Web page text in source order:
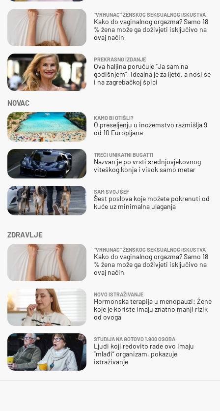
ZDRAVLJE
"VRHUNAC" ŽENSKOG SEKSUALNOG ISKUSTVA
Kako do vaginalnog orgazma? Samo 18
% žena može ga doživjeti isključivo na
ovaj način
NOVO ISTRAŽIVANJE
Hormonska terapija u menopauzi: Žene
koje je koriste imaju znatno manji rizik
od ovoga
STUDIJA NA GOTOVO 1.900 OSOBA
Ljudi koji redovito rade ovo imaju
“mlađi” organizam, pokazuje
istraživanje
NOVAC
KAMO BI OTIŠLI?
O preseljenju u inozemstvo razmišlja 9
od 10 Europljana
TREĆI UNIKATNI BUGATTI
Nazvan je po vrsti srednjovjekovnog
viteškog konja i visok samo metar
SAM SVOJ ŠEF
Šest poslova koje možete pokrenuti od
kuće uz minimalna ulaganja
"VRHUNAC" ŽENSKOG SEKSUALNOG ISKUSTVA
Kako do vaginalnog orgazma? Samo 18
% žena može ga doživjeti isključivo na
ovaj način
PREKRASNO IZDANJE
Ova haljina poručuje “Ja sam na
godišnjem”, idealna je za ljeto, a nosi se
i na zagrebačkoj špici